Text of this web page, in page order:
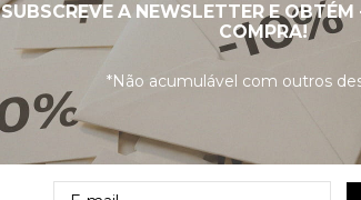
PRODUTOS
SUBSCREVE A NEWSLETTER E OBTÉM
COMPRA!
*Não acumulável com outros